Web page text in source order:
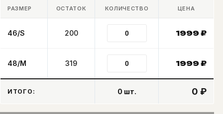
РАЗМЕР ОСТАТОК КОЛИЧЕСТВО ЦЕНА
46/S 200 1999₽
48/M 319 1999₽
ИТОГО: 0 шт. 0 ₽